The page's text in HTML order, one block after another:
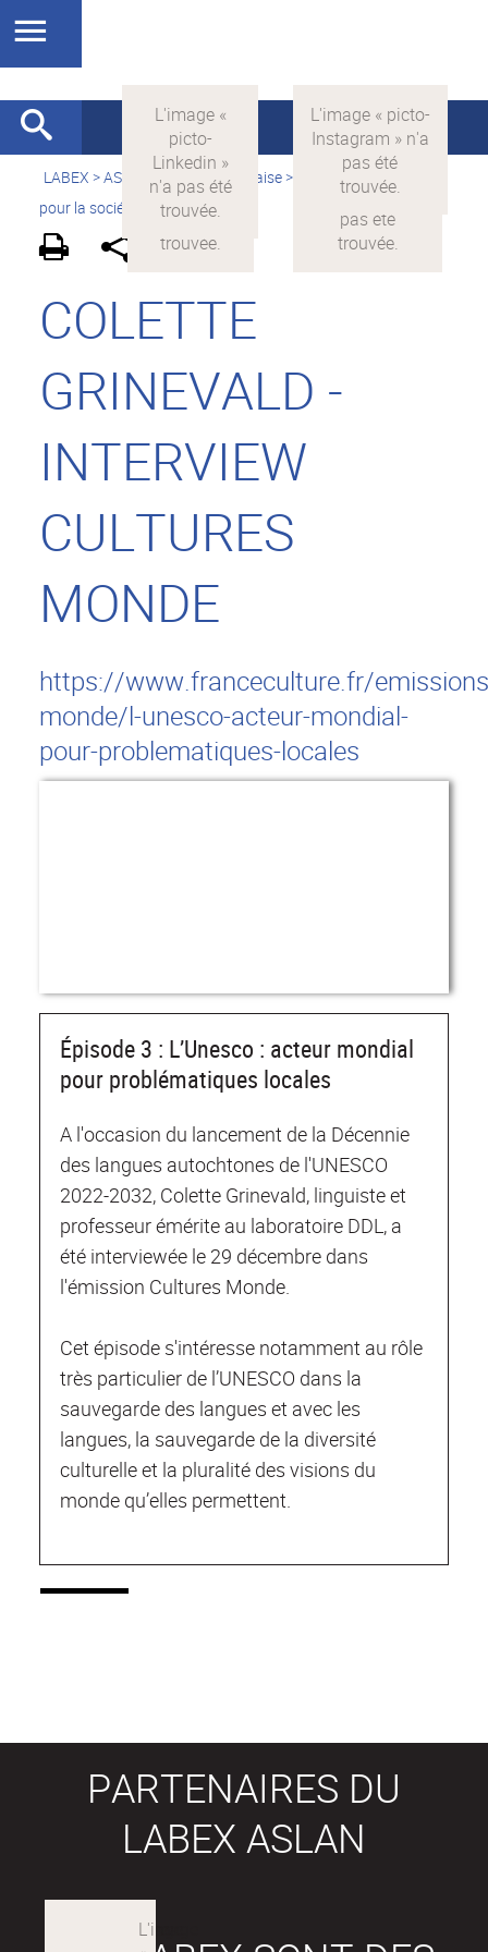
LABEX >ASLAN > Version française>
La science avec et
pour la société
On parle de nous
COLETTE
GRINEVALD -
INTERVIEW
CULTURES
MONDE
https://www.franceculture.fr/
monde/l-unesco-acteur-mondial-
pour-problematiques-locales
Épisode 3 : L’Unesco : acteur mondial
pour problématiques locales
A l'occasion du lancement de la Décennie
des langues autochtones de l'UNESCO
2022-2032, Colette Grinevald, linguiste et
professeur émérite au laboratoire DDL, a
été interviewée le 29 décembre dans
l'émission Cultures Monde.
Cet épisode s'intéresse notamment au rôle
très particulier de l’UNESCO dans la
sauvegarde des langues et avec les
langues, la sauvegarde de la diversité
culturelle et la pluralité des visions du
monde qu’elles permettent.
PARTENAIRES DU
LABEX ASLAN